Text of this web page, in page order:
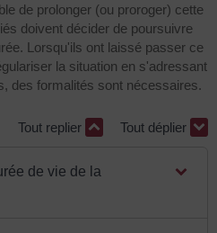
de prolonger (ou proroger) cette
doivent décider de poursuivre
Lorsqu'ils ont laissé passer ce
la situation en s'adressant
des formalités sont nécessaires.
Tout replier Tout déplier
de vie de la